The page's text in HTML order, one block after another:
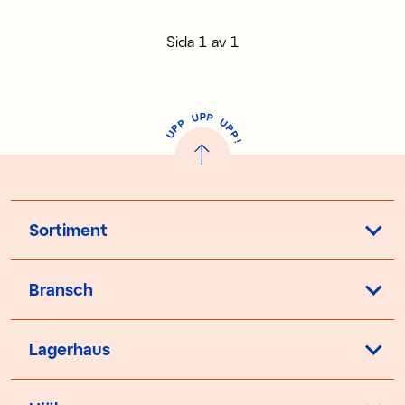
Sida 1 av 1
U
P
P UPP UP
P
!
Sortiment
Bransch
Lagerhaus